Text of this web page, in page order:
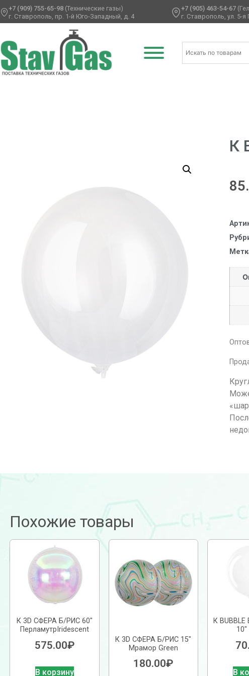
+7 (909) 755-65-98 (Технические газы)
г. Ставрополь, пр. 1-й Юго-Западный, д. 4
+7 (905) 463-54-67
г. Ставрополь, ул. 5-
К
Похожие товары
К 3D СФЕРА Б/РИС 60″
ПерламутрIridescent
575.00₽
В корзину
К 3D СФЕРА Б/РИС 15″
Мрамор Green
180.00₽
К
В